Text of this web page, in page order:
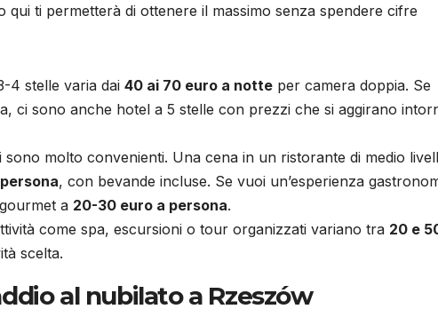
ti permetterà di ottenere il massimo senza spendere cifre
4 stelle varia dai 40 ai 70 euro a notte per camera doppia. Se
ci sono anche hotel a 5 stelle con prezzi che si aggirano
sono molto convenienti. Una cena in un ristorante di medio
, con bevande incluse. Se vuoi un’esperienza
a 20-30 euro a persona.
come spa, escursioni o tour organizzati variano tra 20 e
scelta.
al nubilato a Rzeszów